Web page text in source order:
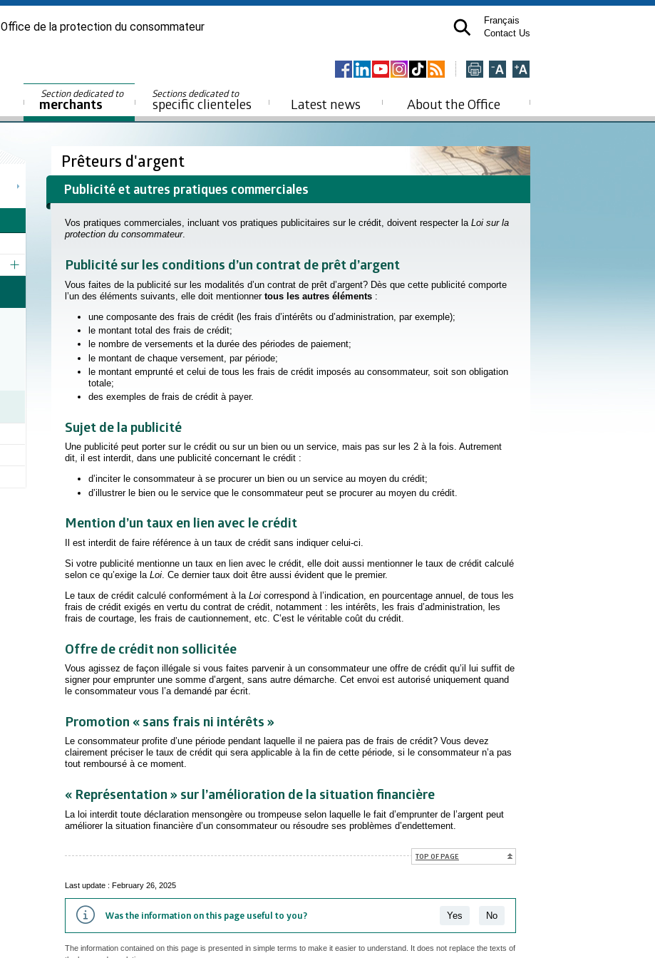
Office de la protection du consommateur
Français
Contact Us
Section dedicated to
merchants
Sections dedicated to
specific clienteles Latest news About the Office
Prêteurs d'argent
Publicité et autres pratiques commerciales
Vos pratiques commerciales, incluant vos pratiques publicitaires sur le crédit, doivent respecter la Loi sur la
protection du consommateur.
Publicité sur les conditions d’un contrat de prêt d’argent
Vous faites de la publicité sur les modalités d’un contrat de prêt d’argent? Dès que cette publicité comporte
l’un des éléments suivants, elle doit mentionner tous les autres éléments :
une composante des frais de crédit (les frais d’intérêts ou d’administration, par exemple);
le montant total des frais de crédit;
le nombre de versements et la durée des périodes de paiement;
le montant de chaque versement, par période;
le montant emprunté et celui de tous les frais de crédit imposés au consommateur, soit son obligation
totale;
des exemples de frais de crédit à payer.
Sujet de la publicité
Une publicité peut porter sur le crédit ou sur un bien ou un service, mais pas sur les 2 à la fois. Autrement
dit, il est interdit, dans une publicité concernant le crédit :
d’inciter le consommateur à se procurer un bien ou un service au moyen du crédit;
d’illustrer le bien ou le service que le consommateur peut se procurer au moyen du crédit.
Mention d’un taux en lien avec le crédit
Il est interdit de faire référence à un taux de crédit sans indiquer celui-ci.
Si votre publicité mentionne un taux en lien avec le crédit, elle doit aussi mentionner le taux de crédit calculé
selon ce qu’exige la Loi . Ce dernier taux doit être aussi évident que le premier.
Le taux de crédit calculé conformément à la Loi correspond à l’indication, en pourcentage annuel, de tous les
frais de crédit exigés en vertu du contrat de crédit, notamment : les intérêts, les frais d’administration, les
frais de courtage, les frais de cautionnement, etc. C’est le véritable coût du crédit.
Offre de crédit non sollicitée
Vous agissez de façon illégale si vous faites parvenir à un consommateur une offre de crédit qu’il lui suffit de
signer pour emprunter une somme d’argent, sans autre démarche. Cet envoi est autorisé uniquement quand
le consommateur vous l’a demandé par écrit.
Promotion « sans frais ni intérêts »
Le consommateur profite d’une période pendant laquelle il ne paiera pas de frais de crédit? Vous devez
clairement préciser le taux de crédit qui sera applicable à la fin de cette période, si le consommateur n’a pas
tout remboursé à ce moment.
« Représentation » sur l’amélioration de la situation financière
La loi interdit toute déclaration mensongère ou trompeuse selon laquelle le fait d’emprunter de l’argent peut
améliorer la situation financière d’un consommateur ou résoudre ses problèmes d’endettement.
TOP OF PAGE
Last update : February 26, 2025
Was the information on this page useful to you? Yes No
The information contained on this page is presented in simple terms to make it easier to understand. It does not replace the texts of